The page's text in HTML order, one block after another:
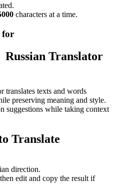
characters at a time.
for
Translator
translates texts and words
preserving meaning and style.
suggestions while taking context
Translate
direction.
edit and copy the result if